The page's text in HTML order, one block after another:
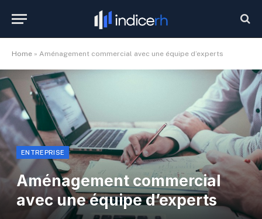
Home » Aménagement commercial avec une équipe d’experts
ENTREPRISE
Aménagement commercial
avec une équipe d’experts